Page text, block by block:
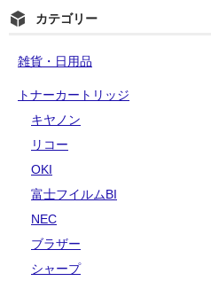
カテゴリー
雑貨・日用品
トナーカートリッジ
キヤノン
リコー
OKI
富士フイルムBI
NEC
ブラザー
シャープ